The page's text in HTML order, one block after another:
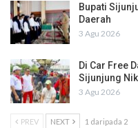
Bupati
Daerah
3 Agu 2026
Di Car Free
Sijunjung
3 Agu 2026
PREV NEXT 1 daripada 2